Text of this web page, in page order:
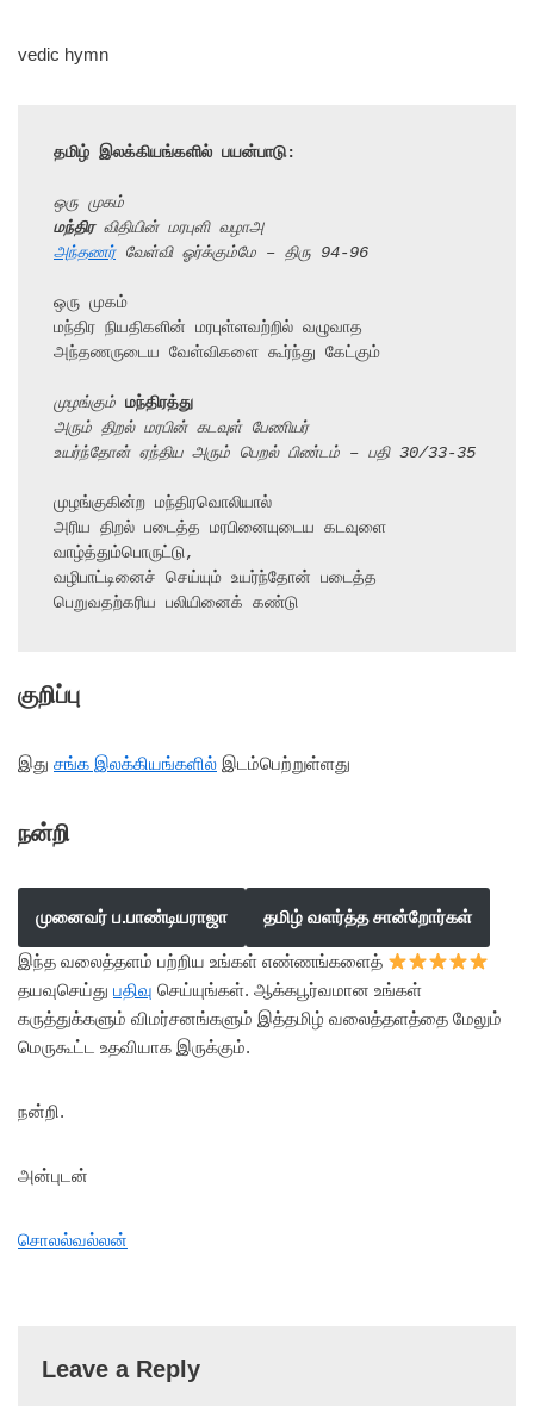
vedic hymn
தமிழ் இலக்கியங்களில் பயன்பாடு:
ஒரு முகம்
மந்திர விதியின் மரபுளி வழாஅ
அந்தணர் வேள்வி ஓர்க்கும்மே – திரு 94-96
ஒரு முகம்
மந்திர நியதிகளின் மரபுள்ளவற்றில் வழுவாத
அந்தணருடைய வேள்விகளை கூர்ந்து கேட்கும்
முழங்கும் மந்திரத்து
அரும் திறல் மரபின் கடவுள் பேணியர்
உயர்ந்தோன் ஏந்திய அரும் பெறல் பிண்டம் – பதி 30/33-35
முழங்குகின்ற மந்திரவொலியால்
அரிய திறல் படைத்த மரபினையுடைய கடவுளை
வாழ்த்தும்பொருட்டு,
வழிபாட்டினைச் செய்யும் உயர்ந்தோன் படைத்த
பெறுவதற்கரிய பலியினைக் கண்டு
குறிப்பு
இது சங்க இலக்கியங்களில் இடம்பெற்றுள்ளது
நன்றி
முனைவர் ப.பாண்டியராஜா தமிழ் வளர்த்த சான்றோர்கள்
இந்த வலைத்தளம் பற்றிய உங்கள் எண்ணங்களைத்
தயவுசெய்து பதிவு செய்யுங்கள். ஆக்கபூர்வமான உங்கள்
கருத்துக்களும் விமர்சனங்களும் இத்தமிழ் வலைத்தளத்தை மேலும்
மெருகூட்ட உதவியாக இருக்கும்.
நன்றி.
அன்புடன்
சொலல்வல்லன்
Leave a Reply